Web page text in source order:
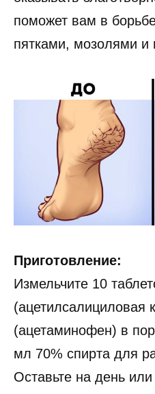
поможет вам в
пятками, мозолями и
Приготовление:
Измельчите 10
(ацетилсалициловая
(ацетаминофен) в
мл 70% спирта для
Оставьте на день